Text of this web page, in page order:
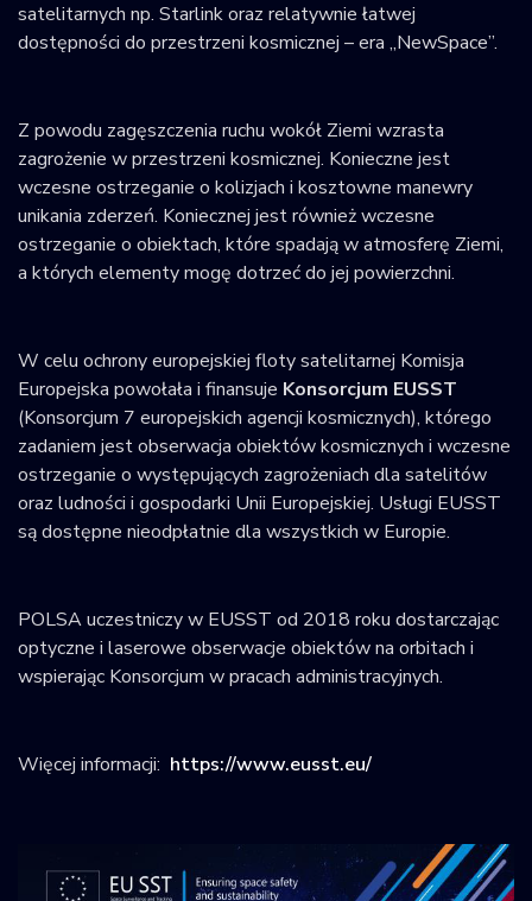
satelitarnych np. Starlink oraz relatywnie łatwej
dostępności do przestrzeni kosmicznej – era „NewSpace”.
Z powodu zagęszczenia ruchu wokół Ziemi wzrasta
zagrożenie w przestrzeni kosmicznej. Konieczne jest
wczesne ostrzeganie o kolizjach i kosztowne manewry
unikania zderzeń. Koniecznej jest również wczesne
ostrzeganie o obiektach, które spadają w atmosferę Ziemi,
a których elementy mogę dotrzeć do jej powierzchni.
W celu ochrony europejskiej floty satelitarnej Komisja
Europejska powołała i finansuje Konsorcjum EUSST
(Konsorcjum 7 europejskich agencji kosmicznych), którego
zadaniem jest obserwacja obiektów kosmicznych i wczesne
ostrzeganie o występujących zagrożeniach dla satelitów
oraz ludności i gospodarki Unii Europejskiej. Usługi EUSST
są dostępne nieodpłatnie dla wszystkich w Europie.
POLSA uczestniczy w EUSST od 2018 roku dostarczając
optyczne i laserowe obserwacje obiektów na orbitach i
wspierając Konsorcjum w pracach administracyjnych.
Więcej informacji: https://www.eusst.eu/